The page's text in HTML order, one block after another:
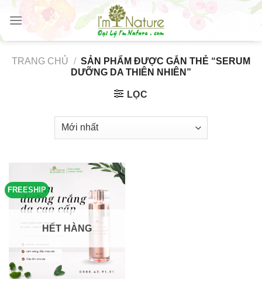
Skip
content
TRANG CHỦ / SẢN PHẨM ĐƯỢC GẮN THẺ “SERUM
DƯỠNG DA THIÊN NHIÊN”
LỌC
FREESHIP
HẾT HÀNG